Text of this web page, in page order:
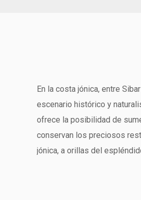
En la costa jónica, entre
escenario histórico y
ofrece la posibilidad de
conservan los preciosos
jónica, a orillas del
homes. Todas las